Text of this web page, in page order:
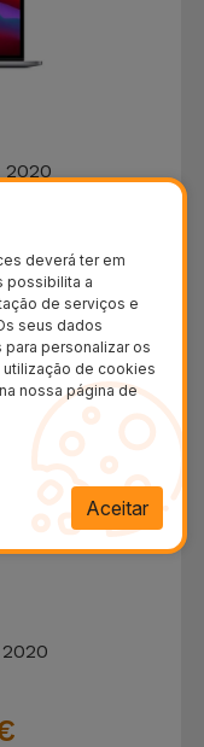
2020
deverá ter em
possibilita a
de serviços e
seus dados
personalizar os
utilização de cookies
nossa página de
Aceitar